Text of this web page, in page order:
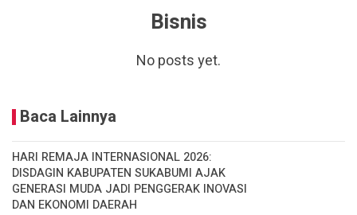
Bisnis
No posts yet.
Baca Lainnya
HARI REMAJA INTERNASIONAL 2026:
DISDAGIN KABUPATEN SUKABUMI AJAK
GENERASI MUDA JADI PENGGERAK INOVASI
DAN EKONOMI DAERAH